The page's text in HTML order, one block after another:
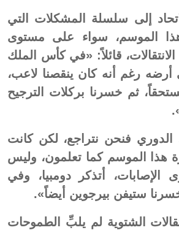
إلى سلسلة المشكلات التي
الموسم، سواء على مستوى
قائلاً: «في كأس الملك
أرضه رغم أنه كان ينقصنا لاعب،
ثم خسرنا بركلات الترجيح
فنحن نتراجع، لكن كانت
هذا الموسم كما تعلمون، وليس
أتذكر دومبيا، وفي
خسرنا ستيفن بيرجوين أيضاً».
الشتوية لم يلبِّ الطموحات